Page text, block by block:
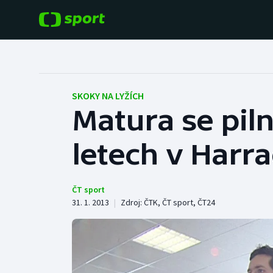
Hokej
Tenis
Cyklistika
Baseball a softbal
Basketbal
Boby a skeleton
Box
SKOKY NA LYŽÍCH
Matura se
letech v
ČT sport
31. 1. 2013 | Zdroj: ČTK, ČT sport, ČT24